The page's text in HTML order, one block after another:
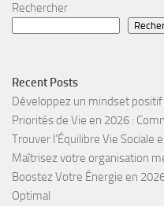
Rechercher
Recent Posts
Développez un mindset
Priorités de Vie en 2026 :
Trouver l’Équilibre Vie Sociale
Maîtrisez votre organisation
Boostez Votre Énergie en
Optimal